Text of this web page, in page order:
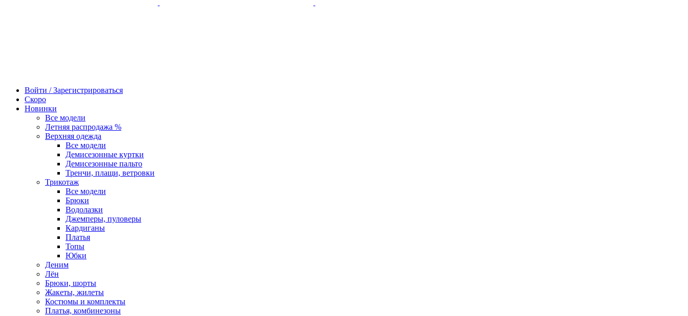
Войти / Зарегистрироваться
Скоро
Новинки
Все модели
Летняя распродажа %
Верхняя одежда
Все модели
Демисезонные куртки
Демисезонные пальто
Тренчи, плащи, ветровки
Трикотаж
Все модели
Брюки
Водолазки
Джемперы, пуловеры
Кардиганы
Платья
Топы
Юбки
Деним
Лён
Брюки, шорты
Жакеты, жилеты
Костюмы и комплекты
Платья, комбинезоны